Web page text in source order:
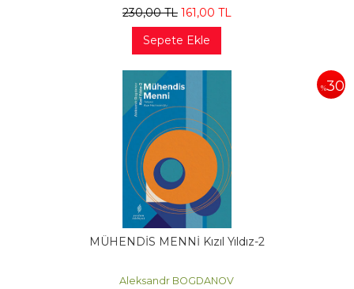
230,00TL 161 ,00 TL
Sepete Ekle
%30
MÜHENDİS MENNİ Kızıl Yıldız-2
Aleksandr BOGDANOV